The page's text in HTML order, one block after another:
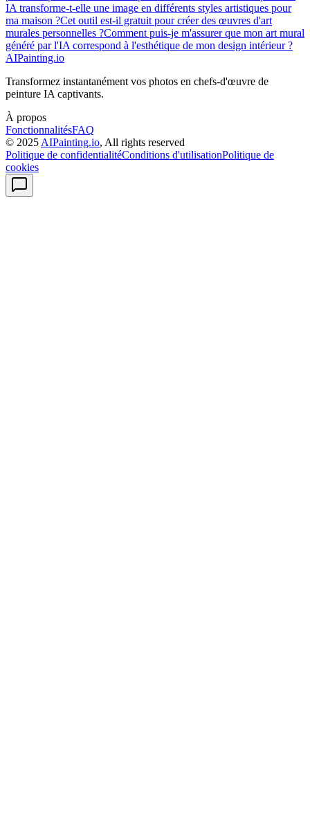
IA transforme-t-elle une image en différents styles artistiques pour
ma maison ?Cet outil est-il gratuit pour créer des œuvres d'art
murales personnelles ?Comment puis-je m'assurer que mon art mural
généré par l'IA correspond à l'esthétique de mon design intérieur ?
AIPainting.io
Transformez instantanément vos photos en chefs-d'œuvre de
peinture IA captivants.
À propos
FonctionnalitésFAQ
© 2025AIPainting.io, All rights reserved
Politique de confidentialitéConditions d'utilisationPolitique de
cookies